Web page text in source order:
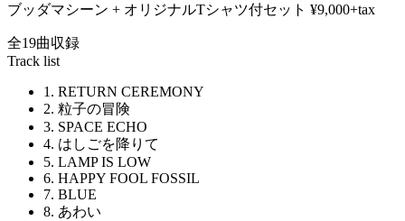
ブッダマシーン + オリジナルTシャツ付セット ¥9,000+tax
全19曲収録
Track list
1. RETURN CEREMONY
2. 粒子の冒険
3. SPACE ECHO
4. はしごを降りて
5. LAMP IS LOW
6. HAPPY FOOL FOSSIL
7. BLUE
8. あわい